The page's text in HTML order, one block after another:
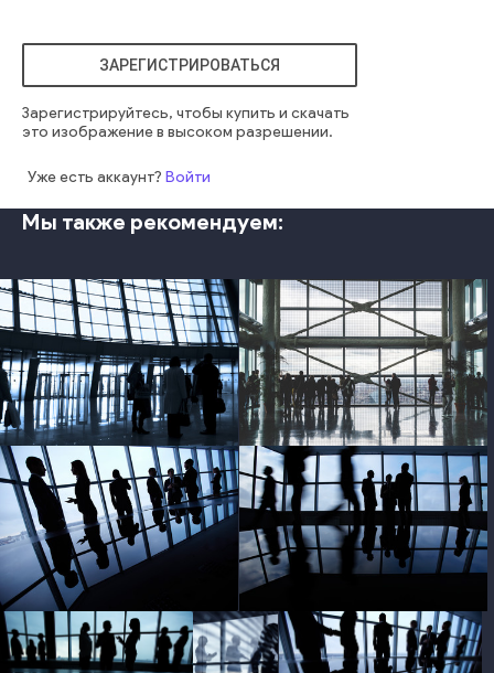
ЗАРЕГИСТРИРОВАТЬСЯ
Зарегистрируйтесь, чтобы купить и скачать
это изображение в высоком разрешении.
Уже есть аккаунт? Войти
Мы также рекомендуем:
photo photo
photo photo